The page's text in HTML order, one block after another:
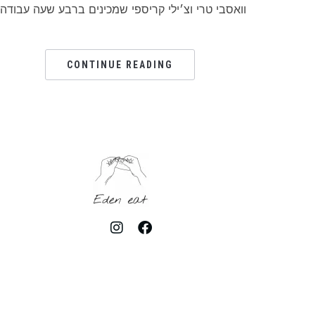
וואסבי טרי וצ׳ילי קריספי שמכינים ברבע שעה עבודה
CONTINUE READING